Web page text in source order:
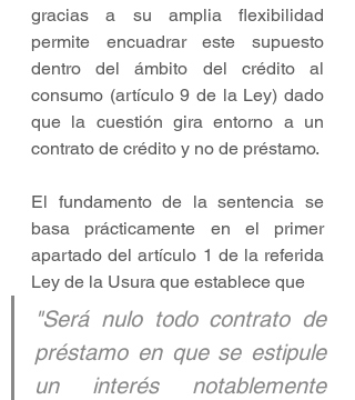
gracias a su amplia flexibilidad
permite encuadrar este supuesto
dentro del ámbito del crédito al
consumo (artículo 9 de la Ley) dado
que la cuestión gira entorno a un
contrato de crédito y no de préstamo.
El fundamento de la sentencia se
basa prácticamente en el primer
apartado del artículo 1 de la referida
Ley de la Usura que establece que
"Será nulo todo contrato de
préstamo en que se estipule
un interés notablemente